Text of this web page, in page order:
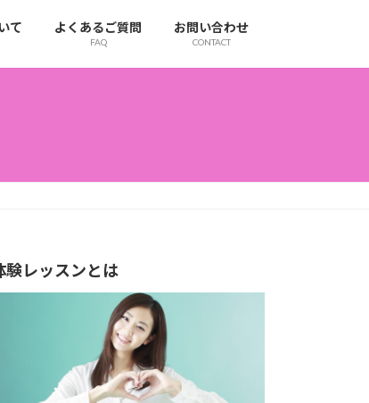
て よくあるご質問
FAQ
お問い合わせ
CONTACT
験レッスンとは